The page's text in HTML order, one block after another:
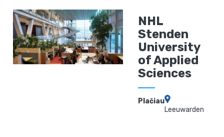
NHL
Stenden
University
of Applied
Sciences
Plačiau
Leeuwarden